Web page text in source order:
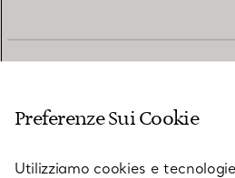
Preferenze Sui Cookie
Utilizziamo cookies e